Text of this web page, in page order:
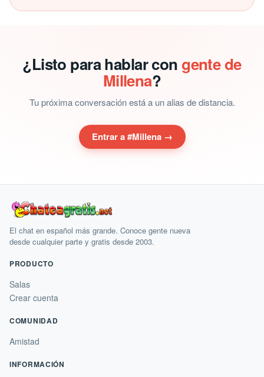
¿Listo para hablar con gente de
Millena?
Tu próxima conversación está a un alias de distancia.
Entrar a #Millena →
El chat en español más grande. Conoce gente nueva
desde cualquier parte y gratis desde 2003.
PRODUCTO
Salas
Crear cuenta
COMUNIDAD
Amistad
INFORMACIÓN